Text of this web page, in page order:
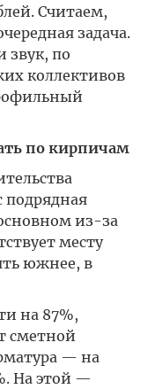
Считаем,
задача.
звук, по
коллективов
по кирпичам
подрядная
из-за
месту
южнее, в
на 87%,
сметной
— на
На этой —